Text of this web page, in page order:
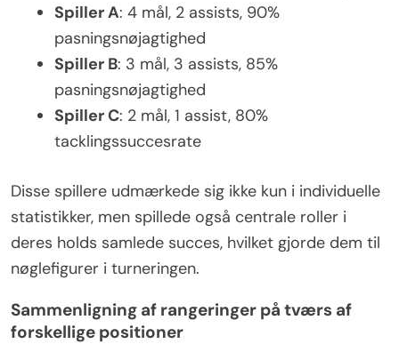
Spiller A: 4 mål, 2 assists, 90%
pasningsnøjagtighed
Spiller B: 3 mål, 3 assists, 85%
pasningsnøjagtighed
Spiller C: 2 mål, 1 assist, 80%
tacklingssuccesrate
Disse spillere udmærkede sig ikke kun i individuelle
statistikker, men spillede også centrale roller i
deres holds samlede succes, hvilket gjorde dem til
nøglefigurer i turneringen.
Sammenligning af rangeringer på tværs af
forskellige positioner